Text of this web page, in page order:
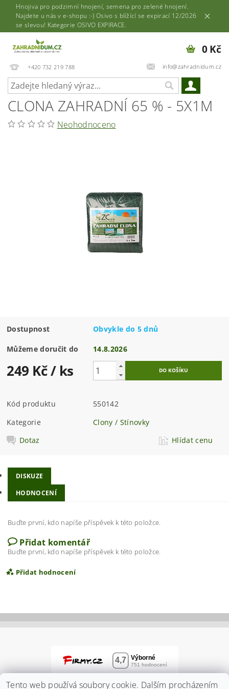
Hnojiva pro podzimní hnojení, semena pro zelené hnojení.
Najdete u nás v e-shopu :-) Osivo s blížící se expirací 12/2026
se slevou! Kategorie OSIVO EXPIRACE.
+420 732 219 788 info@zahradnidum.cz
0 Kč
CLONA ZAHRADNÍ 65 % - 5X1M
Neohodnoceno
Dostupnost Obvykle do 5 dnů
Můžeme doručit do 14.8.2026
249 Kč/ ks
Kód produktu
550142
Kategorie
Clony / Stínovky
Dotaz
Hlídat cenu
DISKUZE
HODNOCENÍ
Buďte první, kdo napíše příspěvek k této položce.
Přidat komentář
Buďte první, kdo napíše příspěvek k této položce.
Přidat hodnocení
Tento web používá soubory cookie. Dalším procházením